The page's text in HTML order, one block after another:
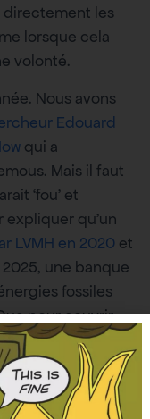
les
lorsque cela
volonté.
Nous avons
Edouard
qui a
Mais il faut
‘fou’ et
expliquer qu’un
LVMH en 2020 et
2025, une banque
fossiles
pour couvrir
le Crayon,
Gave un mois
Voyez-vous le
ou on